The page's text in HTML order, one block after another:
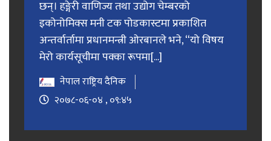
छन्। हङ्गेरी वाणिज्य तथा उद्योग चेम्बरको
इकोनोमिक्स मनी टक पोडकास्टमा प्रकाशित
अन्तर्वार्तामा प्रधानमन्त्री ओरबानले भने, “यो विषय
मेरो कार्यसूचीमा पक्का रूपमा[...]
नेपाल राष्ट्रिय दैनिक
२०७८-०६-०४ , ०९:४५